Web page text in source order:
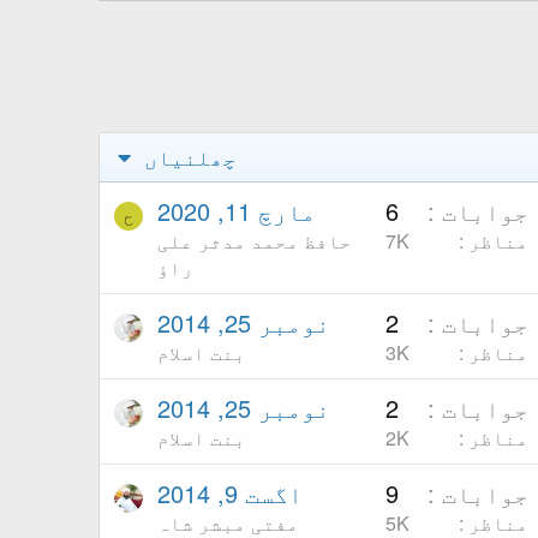
چھلنیاں
جوابات 6
مناظر 7K
مارچ 11, 2020
حافظ محمد مدثر علی
راؤ
ح
جوابات 2
مناظر 3K
نومبر 25, 2014
بنت اسلام
جوابات 2
مناظر 2K
نومبر 25, 2014
بنت اسلام
جوابات 9
مناظر 5K
اگست 9, 2014
مفتی مبشر شاہ